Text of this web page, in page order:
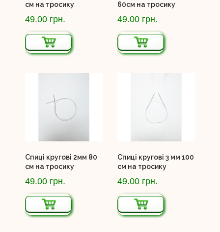
см на тросику
49.00 грн.
60см на тросику
49.00 грн.
Спиці кругові 2мм 80
см на тросику
49.00 грн.
Спиці кругові 3 мм 100
см на тросику
49.00 грн.